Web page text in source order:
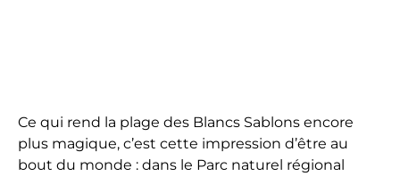
Ce qui rend la plage des Blancs Sablons encore
plus magique, c’est cette impression d’être au
bout du monde : dans le Parc naturel régional